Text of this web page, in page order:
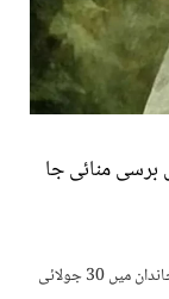
محترمہ فاطمہ جناح کی 57 ویں برسی منائی جا
محترمہ فاطمہ جناح کی پیدائش جناح خاندان میں 30 جولائی